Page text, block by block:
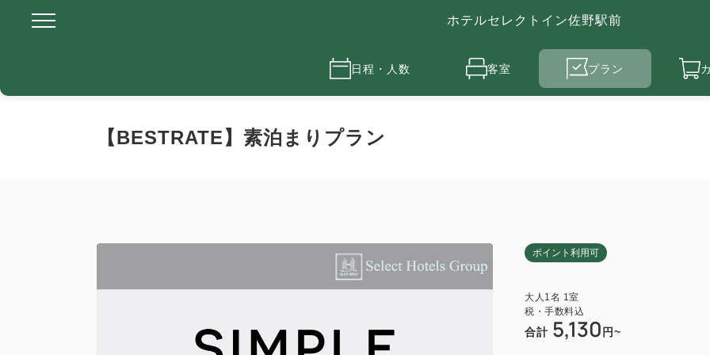
ホテルセレクトイン佐野駅前
日程・人数 客室 プラン
【BESTRATE】素泊まりプラン
ポイント利用可
大人 1名 1室
税・手数料込
合計 5,130 円~